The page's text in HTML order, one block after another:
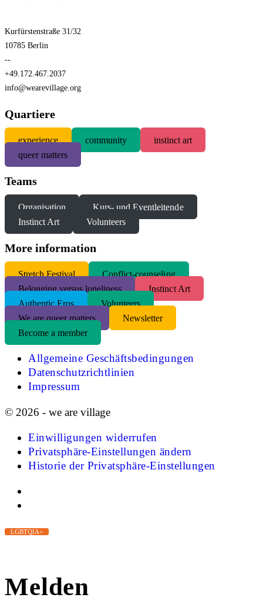
Kurfürstenstraße 31/32
10785 Berlin
--
+49.172.467.2037
info@wearevillage.org
Quartiere
experience community
instinct art
queer matters
Teams
Organisation
Kurs- und Eventleitende
Instinct Art
Volunteers
More information
Stretch Festival
Conflict-counseling
Belonging versus loneliness
Instinct Art
Authentic Eros
Volunteers
We are queer matters
Newsletter
Become a member
Allgemeine Geschäftsbedingungen
Datenschutzrichtlinien
Impressum
© 2026 - we are village
Einwilligungen widerrufen
Privatsphäre-Einstellungen ändern
Historie der Privatsphäre-Einstellungen
LGBTQIA+
Melden